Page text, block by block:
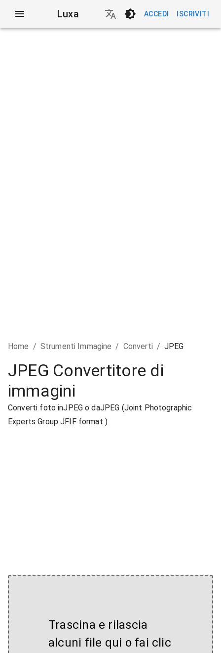
Luxa ACCEDI ISCRIVITI
Home / Strumenti Immagine / Converti / JPEG
JPEG Convertitore di
immagini
Converti foto inJPEG o daJPEG (Joint Photographic
Experts Group JFIF format )
Trascina e rilascia
alcuni file qui o fai clic